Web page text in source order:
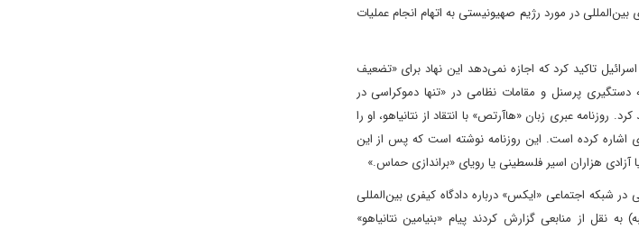
در مورد رژیم صهیونیستی به اتهام انجام عملیات
تاکید کرد که اجازه نمی‌دهد این نهاد برای «تضعیف
پرسنل و مقامات نظامی در «تنها دموکراسی در
روزنامه عبری زبان «هاآرتص» با انتقاد از نتانیاهو، او را
کرده است. این روزنامه نوشته است که پس از این
هزاران اسیر فلسطینی یا رویای «براندازی حماس.»
شبکه اجتماعی «ایکس» درباره دادگاه کیفری بین‌المللی
از منابعی گزارش کردند پیام «بنیامین نتانیاهو»